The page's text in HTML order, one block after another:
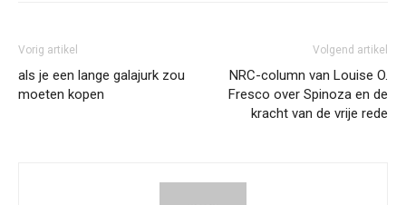
Vorig artikel
als je een lange galajurk zou
moeten kopen
Volgend artikel
NRC-column van Louise O.
Fresco over Spinoza en de
kracht van de vrije rede